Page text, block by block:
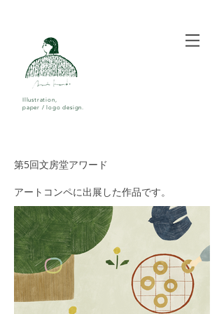
Illustration,
paper / logo design.
第5回文房堂アワード
アートコンペに出展した作品です。